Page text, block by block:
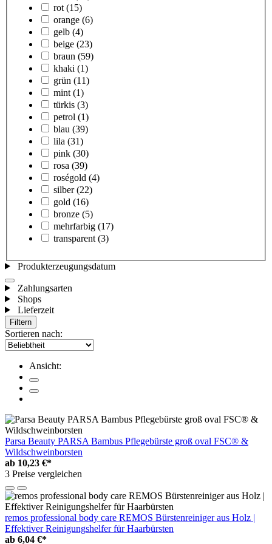
rot (15)
orange (6)
gelb (4)
beige (23)
braun (59)
khaki (1)
grün (11)
mint (1)
türkis (3)
petrol (1)
blau (39)
lila (31)
pink (30)
rosa (39)
roségold (4)
silber (22)
gold (16)
bronze (5)
mehrfarbig (17)
transparent (3)
Produkterzeugungsdatum
Zahlungsarten
Shops
Lieferzeit
Filtern
Sortieren nach:
Ansicht:
Parsa Beauty PARSA Bambus Pflegebürste groß oval FSC® &
Wildschweinborsten
ab 10,23 €*
3 Preise vergleichen
remos professional body care REMOS Bürstenreiniger aus Holz |
Effektiver Reinigungshelfer für Haarbürsten
ab 6,04 €*